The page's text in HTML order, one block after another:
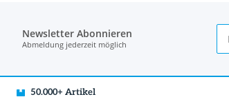
Newsletter Abonnieren
Abmeldung jederzeit möglich
50.000+ Artikel